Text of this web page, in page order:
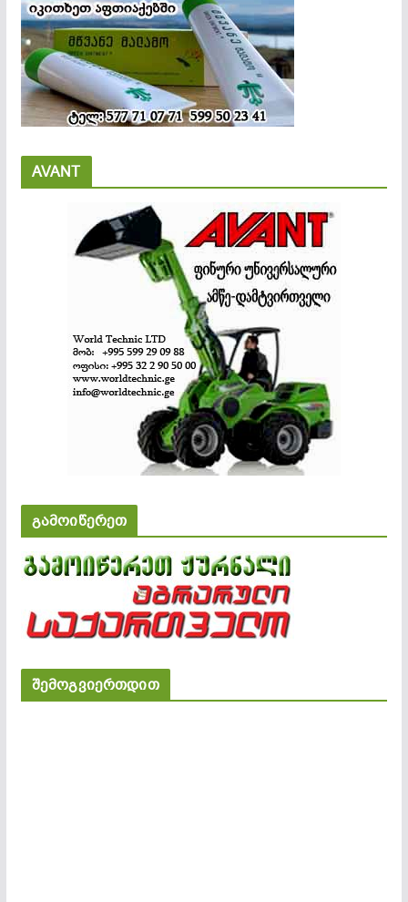
AVANT
გამოიწერეთ
შემოგვიერთდით